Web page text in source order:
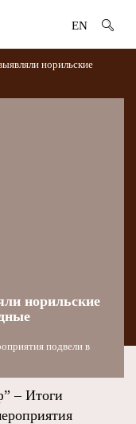
EN
норильские
норильские
подвели в
– Итоги